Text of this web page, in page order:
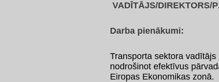
VADĪTĀJS/DIREKTORS/
Darba pienākumi:
Transporta sektora
nodrošinot efektīvus
Eiropas Ekonomikas zonā.